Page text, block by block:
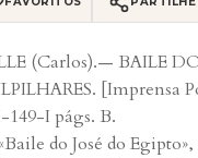
(Carlos).— BAILE
[Imprensa
I págs. B.
do José do